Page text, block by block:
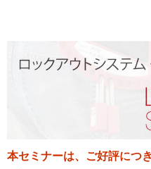
本セミナーは、ご好評につ